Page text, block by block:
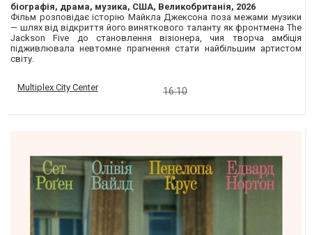
біографія, драма, музика, США, Великобританія, 2026
Фільм розповідає історію Майкла Джексона поза межами музики
— шлях від відкриття його виняткового таланту як фронтмена The
Jackson Five до становлення візіонера, чия творча амбіція
підживлювала невтомне прагнення стати найбільшим артистом
світу.
Multiplex City Center 16:10